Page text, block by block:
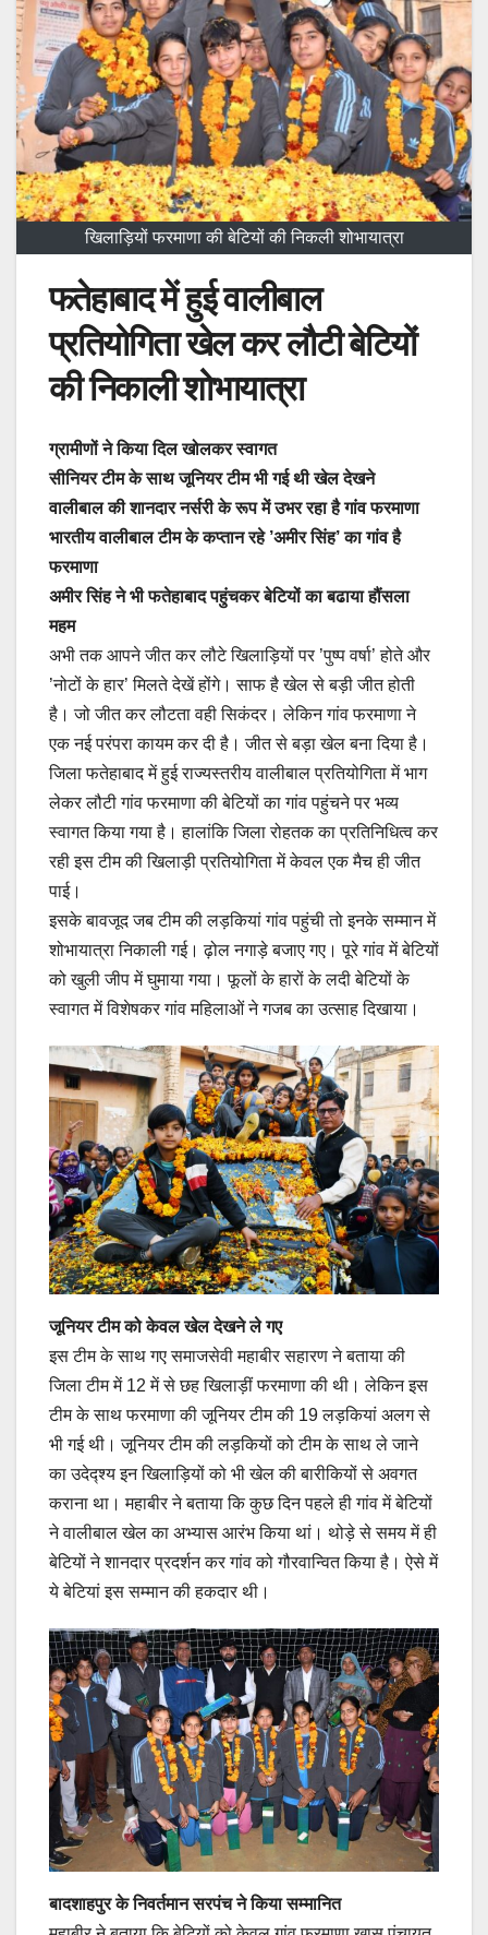
खिलाड़ियों फरमाणा की बेटियों की निकली शोभायात्रा
फतेहाबाद में हुई वालीबाल
प्रतियोगिता खेल कर लौटी बेटियों
की निकाली शोभायात्रा
ग्रामीणों ने किया दिल खोलकर स्वागत
सीनियर टीम के साथ जूनियर टीम भी गई थी खेल देखने
वालीबाल की शानदार नर्सरी के रूप में उभर रहा है गांव फरमाणा
भारतीय वालीबाल टीम के कप्तान रहे ’अमीर सिंह’ का गांव है
फरमाणा
अमीर सिंह ने भी फतेहाबाद पहुंचकर बेटियों का बढाया हौंसला
महम
अभी तक आपने जीत कर लौटे खिलाड़ियों पर ’पुष्प वर्षा’ होते और
’नोटों के हार’ मिलते देखें होंगे। साफ है खेल से बड़ी जीत होती
है। जो जीत कर लौटता वही सिकंदर। लेकिन गांव फरमाणा ने
एक नई परंपरा कायम कर दी है। जीत से बड़ा खेल बना दिया है।
जिला फतेहाबाद में हुई राज्यस्तरीय वालीबाल प्रतियोगिता में भाग
लेकर लौटी गांव फरमाणा की बेटियों का गांव पहुंचने पर भव्य
स्वागत किया गया है। हालांकि जिला रोहतक का प्रतिनिधित्व कर
रही इस टीम की खिलाड़ी प्रतियोगिता में केवल एक मैच ही जीत
पाई।
इसके बावजूद जब टीम की लड़कियां गांव पहुंची तो इनके सम्मान में
शोभायात्रा निकाली गई। ढ़ोल नगाड़े बजाए गए। पूरे गांव में बेटियों
को खुली जीप में घुमाया गया। फूलों के हारों के लदी बेटियों के
स्वागत में विशेषकर गांव महिलाओं ने गजब का उत्साह दिखाया।
जूनियर टीम को केवल खेल देखने ले गए
इस टीम के साथ गए समाजसेवी महाबीर सहारण ने बताया की
जिला टीम में 12 में से छह खिलाड़ीं फरमाणा की थी। लेकिन इस
टीम के साथ फरमाणा की जूनियर टीम की 19 लड़कियां अलग से
भी गई थी। जूनियर टीम की लड़कियों को टीम के साथ ले जाने
का उदेद्श्य इन खिलाड़ियों को भी खेल की बारीकियों से अवगत
कराना था। महाबीर ने बताया कि कुछ दिन पहले ही गांव में बेटियों
ने वालीबाल खेल का अभ्यास आरंभ किया थां। थोड़े से समय में ही
बेटियों ने शानदार प्रदर्शन कर गांव को गौरवान्वित किया है। ऐसे में
ये बेटियां इस सम्मान की हकदार थी।
बादशाहपुर के निवर्तमान सरपंच ने किया सम्मानित